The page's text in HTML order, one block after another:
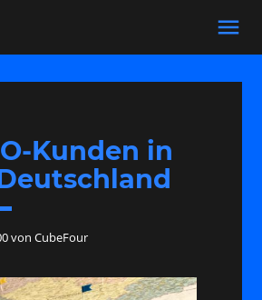
menu
Kunden in
von CubeFour